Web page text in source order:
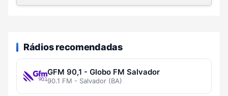
Rádios recomendadas
GFM 90,1 - Globo FM Salvador
90.1 FM - Salvador (BA)